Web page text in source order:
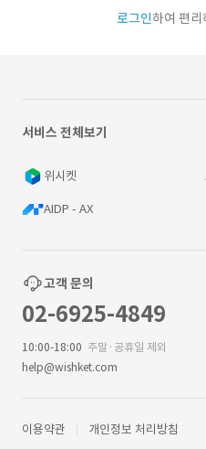
로그인하여 편
서비스 전체보기
위시켓
AIDP - AX
고객 문의
02-6925-4849
10:00-18:00 주말·공휴일 제외
help@wishket.com
이용약관 개인정보 처리방침